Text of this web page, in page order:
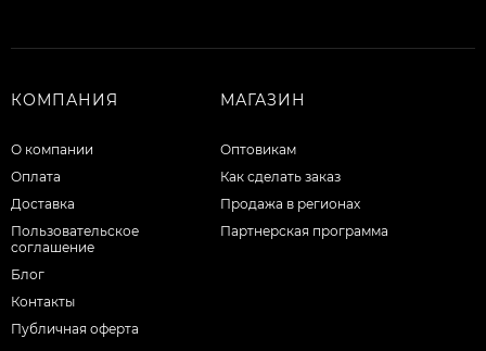
КОМПАНИЯ
О компании
Оплата
Доставка
Пользовательское
соглашение
Блог
Контакты
Публичная оферта
МАГАЗИН
Оптовикам
Как сделать заказ
Продажа в регионах
Партнерская программа